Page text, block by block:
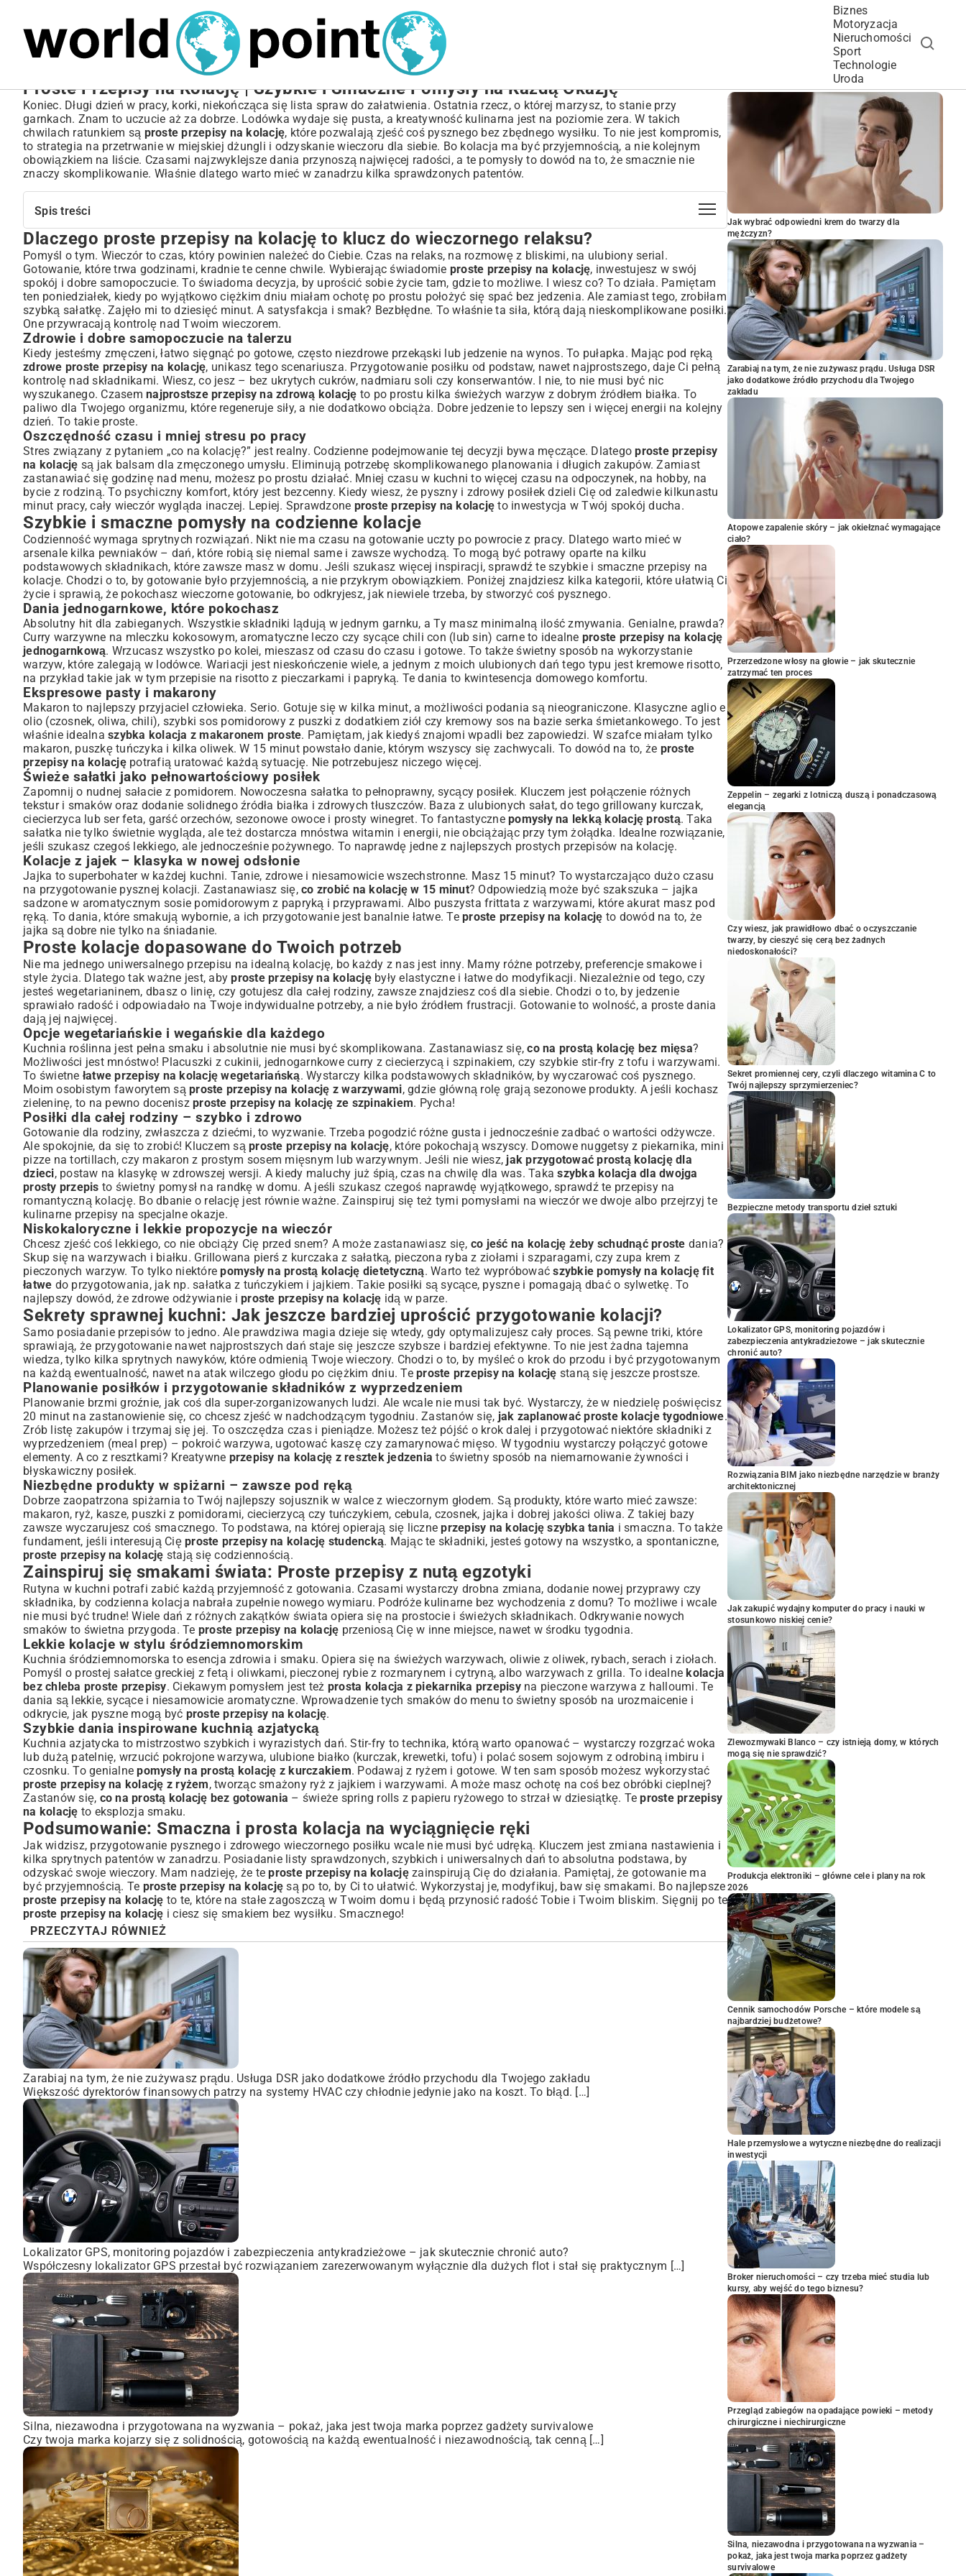
Biznes
Motoryzacja
Nieruchomości
Sport
Technologie
Uroda
Proste Przepisy na Kolację | Szybkie i Smaczne Pomysły na Każdą Okazję
Koniec. Długi dzień w pracy, korki, niekończąca się lista spraw do załatwienia. Ostatnia rzecz, o której marzysz, to stanie przy
garnkach. Znam to uczucie aż za dobrze. Lodówka wydaje się pusta, a kreatywność kulinarna jest na poziomie zera. W takich
chwilach ratunkiem są proste przepisy na kolację, które pozwalają zjeść coś pysznego bez zbędnego wysiłku. To nie jest kompromis,
to strategia na przetrwanie w miejskiej dżungli i odzyskanie wieczoru dla siebie. Bo kolacja ma być przyjemnością, a nie kolejnym
obowiązkiem na liście. Czasami najzwyklejsze dania przynoszą najwięcej radości, a te pomysły to dowód na to, że smacznie nie
znaczy skomplikowanie. Właśnie dlatego warto mieć w zanadrzu kilka sprawdzonych patentów.
Spis treści
Dlaczego proste przepisy na kolację to klucz do wieczornego relaksu?
Zdrowie i dobre samopoczucie na talerzu
Oszczędność czasu i mniej stresu po pracy
Szybkie i smaczne pomysły na codzienne kolacje
Dania jednogarnkowe, które pokochasz
Ekspresowe pasty i makarony
Świeże sałatki jako pełnowartościowy posiłek
Kolacje z jajek – klasyka w nowej odsłonie
Proste kolacje dopasowane do Twoich potrzeb
Opcje wegetariańskie i wegańskie dla każdego
Posiłki dla całej rodziny – szybko i zdrowo
Niskokaloryczne i lekkie propozycje na wieczór
Sekrety sprawnej kuchni: Jak jeszcze bardziej uprościć przygotowanie kolacji?
Planowanie posiłków i przygotowanie składników z wyprzedzeniem
Niezbędne produkty w spiżarni – zawsze pod ręką
Zainspiruj się smakami świata: Proste przepisy z nutą egzotyki
Lekkie kolacje w stylu śródziemnomorskim
Szybkie dania inspirowane kuchnią azjatycką
Podsumowanie: Smaczna i prosta kolacja na wyciągnięcie ręki
Dlaczego proste przepisy na kolację to klucz do wieczornego relaksu?
Pomyśl o tym. Wieczór to czas, który powinien należeć do Ciebie. Czas na relaks, na rozmowę z bliskimi, na ulubiony serial.
Gotowanie, które trwa godzinami, kradnie te cenne chwile. Wybierając świadomie proste przepisy na kolację, inwestujesz w swój
spokój i dobre samopoczucie. To świadoma decyzja, by uprościć sobie życie tam, gdzie to możliwe. I wiesz co? To działa. Pamiętam
ten poniedziałek, kiedy po wyjątkowo ciężkim dniu miałam ochotę po prostu położyć się spać bez jedzenia. Ale zamiast tego, zrobiłam
szybką sałatkę. Zajęło mi to dziesięć minut. A satysfakcja i smak? Bezbłędne. To właśnie ta siła, którą dają nieskomplikowane posiłki.
One przywracają kontrolę nad Twoim wieczorem.
Zdrowie i dobre samopoczucie na talerzu
Kiedy jesteśmy zmęczeni, łatwo sięgnąć po gotowe, często niezdrowe przekąski lub jedzenie na wynos. To pułapka. Mając pod ręką
zdrowe proste przepisy na kolację, unikasz tego scenariusza. Przygotowanie posiłku od podstaw, nawet najprostszego, daje Ci pełną
kontrolę nad składnikami. Wiesz, co jesz – bez ukrytych cukrów, nadmiaru soli czy konserwantów. I nie, to nie musi być nic
wyszukanego. Czasem najprostsze przepisy na zdrową kolację to po prostu kilka świeżych warzyw z dobrym źródłem białka. To
paliwo dla Twojego organizmu, które regeneruje siły, a nie dodatkowo obciąża. Dobre jedzenie to lepszy sen i więcej energii na kolejny
dzień. To takie proste.
Oszczędność czasu i mniej stresu po pracy
Stres związany z pytaniem „co na kolację?” jest realny. Codzienne podejmowanie tej decyzji bywa męczące. Dlategoproste przepisy
na kolację są jak balsam dla zmęczonego umysłu. Eliminują potrzebę skomplikowanego planowania i długich zakupów. Zamiast
zastanawiać się godzinę nad menu, możesz po prostu działać. Mniej czasu w kuchni to więcej czasu na odpoczynek, na hobby, na
bycie z rodziną. To psychiczny komfort, który jest bezcenny. Kiedy wiesz, że pyszny i zdrowy posiłek dzieli Cię od zaledwie kilkunastu
minut pracy, cały wieczór wygląda inaczej. Lepiej. Sprawdzone proste przepisy na kolację to inwestycja w Twój spokój ducha.
Szybkie i smaczne pomysły na codzienne kolacje
Codzienność wymaga sprytnych rozwiązań. Nikt nie ma czasu na gotowanie uczty po powrocie z pracy. Dlatego warto mieć w
arsenale kilka pewniaków – dań, które robią się niemal same i zawsze wychodzą. To mogą być potrawy oparte na kilku
podstawowych składnikach, które zawsze masz w domu. Jeśli szukasz więcej inspiracji, sprawdź te szybkie i smaczne przepisy na
kolacje. Chodzi o to, by gotowanie było przyjemnością, a nie przykrym obowiązkiem. Poniżej znajdziesz kilka kategorii, które ułatwią Ci
życie i sprawią, że pokochasz wieczorne gotowanie, bo odkryjesz, jak niewiele trzeba, by stworzyć coś pysznego.
Dania jednogarnkowe, które pokochasz
Absolutny hit dla zabieganych. Wszystkie składniki lądują w jednym garnku, a Ty masz minimalną ilość zmywania. Genialne, prawda?
Curry warzywne na mleczku kokosowym, aromatyczne leczo czy sycące chili con (lub sin) carne to idealne proste przepisy na kolację
jednogarnkową. Wrzucasz wszystko po kolei, mieszasz od czasu do czasu i gotowe. To także świetny sposób na wykorzystanie
warzyw, które zalegają w lodówce. Wariacji jest nieskończenie wiele, a jednym z moich ulubionych dań tego typu jest kremowe risotto,
na przykład takie jak w tym przepisie na risotto z pieczarkami i papryką. Te dania to kwintesencja domowego komfortu.
Ekspresowe pasty i makarony
Makaron to najlepszy przyjaciel człowieka. Serio. Gotuje się w kilka minut, a możliwości podania są nieograniczone. Klasyczne aglio e
olio (czosnek, oliwa, chili), szybki sos pomidorowy z puszki z dodatkiem ziół czy kremowy sos na bazie serka śmietankowego. To jest
właśnie idealna szybka kolacja z makaronem proste. Pamiętam, jak kiedyś znajomi wpadli bez zapowiedzi. W szafce miałam tylko
makaron, puszkę tuńczyka i kilka oliwek. W 15 minut powstało danie, którym wszyscy się zachwycali. To dowód na to, że proste
przepisy na kolacjępotrafią uratować każdą sytuację. Nie potrzebujesz niczego więcej.
Świeże sałatki jako pełnowartościowy posiłek
Zapomnij o nudnej sałacie z pomidorem. Nowoczesna sałatka to pełnoprawny, sycący posiłek. Kluczem jest połączenie różnych
tekstur i smaków oraz dodanie solidnego źródła białka i zdrowych tłuszczów. Baza z ulubionych sałat, do tego grillowany kurczak,
ciecierzyca lub ser feta, garść orzechów, sezonowe owoce i prosty winegret. To fantastyczne pomysły na lekką kolację prostą. Taka
sałatka nie tylko świetnie wygląda, ale też dostarcza mnóstwa witamin i energii, nie obciążając przy tym żołądka. Idealne rozwiązanie,
jeśli szukasz czegoś lekkiego, ale jednocześnie pożywnego. To naprawdę jedne z najlepszych prostych przepisów na kolację.
Kolacje z jajek – klasyka w nowej odsłonie
Jajka to superbohater w każdej kuchni. Tanie, zdrowe i niesamowicie wszechstronne. Masz 15 minut? To wystarczająco dużo czasu
na przygotowanie pysznej kolacji. Zastanawiasz się, co zrobić na kolację w 15 minut? Odpowiedzią może być szakszuka – jajka
sadzone w aromatycznym sosie pomidorowym z papryką i przyprawami. Albo puszysta frittata z warzywami, które akurat masz pod
ręką. To dania, które smakują wybornie, a ich przygotowanie jest banalnie łatwe. Te proste przepisy na kolację to dowód na to, że
jajka są dobre nie tylko na śniadanie.
Proste kolacje dopasowane do Twoich potrzeb
Nie ma jednego uniwersalnego przepisu na idealną kolację, bo każdy z nas jest inny. Mamy różne potrzeby, preferencje smakowe i
style życia. Dlatego tak ważne jest, abyproste przepisy na kolacjębyły elastyczne i łatwe do modyfikacji. Niezależnie od tego, czy
jesteś wegetarianinem, dbasz o linię, czy gotujesz dla całej rodziny, zawsze znajdziesz coś dla siebie. Chodzi o to, by jedzenie
sprawiało radość i odpowiadało na Twoje indywidualne potrzeby, a nie było źródłem frustracji. Gotowanie to wolność, a proste dania
dają jej najwięcej.
Opcje wegetariańskie i wegańskie dla każdego
Kuchnia roślinna jest pełna smaku i absolutnie nie musi być skomplikowana. Zastanawiasz się,co na prostą kolację bez mięsa?
Możliwości jest mnóstwo! Placuszki z cukinii, jednogarnkowe curry z ciecierzycą i szpinakiem, czy szybkie stir-fry z tofu i warzywami.
To świetne łatwe przepisy na kolację wegetariańską. Wystarczy kilka podstawowych składników, by wyczarować coś pysznego.
Moim osobistym faworytem są proste przepisy na kolację z warzywami, gdzie główną rolę grają sezonowe produkty. A jeśli kochasz
zieleninę, to na pewno docenisz proste przepisy na kolację ze szpinakiem. Pycha!
Posiłki dla całej rodziny – szybko i zdrowo
Gotowanie dla rodziny, zwłaszcza z dziećmi, to wyzwanie. Trzeba pogodzić różne gusta i jednocześnie zadbać o wartości odżywcze.
Ale spokojnie, da się to zrobić! Kluczem są proste przepisy na kolację, które pokochają wszyscy. Domowe nuggetsy z piekarnika, mini
pizze na tortillach, czy makaron z prostym sosem mięsnym lub warzywnym. Jeśli nie wiesz, jak przygotować prostą kolację dla
dzieci, postaw na klasykę w zdrowszej wersji. A kiedy maluchy już śpią, czas na chwilę dla was. Takaszybka kolacja dla dwojga
prosty przepis to świetny pomysł na randkę w domu. A jeśli szukasz czegoś naprawdę wyjątkowego, sprawdź te przepisy na
romantyczną kolację. Bo dbanie o relację jest równie ważne. Zainspiruj się też tymi pomysłami na wieczór we dwoje albo przejrzyj te
kulinarne przepisy na specjalne okazje.
Niskokaloryczne i lekkie propozycje na wieczór
Chcesz zjeść coś lekkiego, co nie obciąży Cię przed snem? A może zastanawiasz się, co jeść na kolację żeby schudnąć proste dania?
Skup się na warzywach i białku. Grillowana pierś z kurczaka z sałatką, pieczona ryba z ziołami i szparagami, czy zupa krem z
pieczonych warzyw. To tylko niektórepomysły na prostą kolację dietetyczną. Warto też wypróbowaćszybkie pomysły na kolację fit
łatwe do przygotowania, jak np. sałatka z tuńczykiem i jajkiem. Takie posiłki są sycące, pyszne i pomagają dbać o sylwetkę. To
najlepszy dowód, że zdrowe odżywianie i proste przepisy na kolację idą w parze.
Sekrety sprawnej kuchni: Jak jeszcze bardziej uprościć przygotowanie kolacji?
Samo posiadanie przepisów to jedno. Ale prawdziwa magia dzieje się wtedy, gdy optymalizujesz cały proces. Są pewne triki, które
sprawiają, że przygotowanie nawet najprostszych dań staje się jeszcze szybsze i bardziej efektywne. To nie jest żadna tajemna
wiedza, tylko kilka sprytnych nawyków, które odmienią Twoje wieczory. Chodzi o to, by myśleć o krok do przodu i być przygotowanym
na każdą ewentualność, nawet na atak wilczego głodu po ciężkim dniu. Te proste przepisy na kolację staną się jeszcze prostsze.
Planowanie posiłków i przygotowanie składników z wyprzedzeniem
Planowanie brzmi groźnie, jak coś dla super-zorganizowanych ludzi. Ale wcale nie musi tak być. Wystarczy, że w niedzielę poświęcisz
20 minut na zastanowienie się, co chcesz zjeść w nadchodzącym tygodniu. Zastanów się, jak zaplanować proste kolacje tygodniowe.
Zrób listę zakupów i trzymaj się jej. To oszczędza czas i pieniądze. Możesz też pójść o krok dalej i przygotować niektóre składniki z
wyprzedzeniem (meal prep) – pokroić warzywa, ugotować kaszę czy zamarynować mięso. W tygodniu wystarczy połączyć gotowe
elementy. A co z resztkami? Kreatywne przepisy na kolację z resztek jedzenia to świetny sposób na niemarnowanie żywności i
błyskawiczny posiłek.
Niezbędne produkty w spiżarni – zawsze pod ręką
Dobrze zaopatrzona spiżarnia to Twój najlepszy sojusznik w walce z wieczornym głodem. Są produkty, które warto mieć zawsze:
makaron, ryż, kasze, puszki z pomidorami, ciecierzycą czy tuńczykiem, cebula, czosnek, jajka i dobrej jakości oliwa. Z takiej bazy
zawsze wyczarujesz coś smacznego. To podstawa, na której opierają się liczneprzepisy na kolację szybka tania i smaczna. To także
fundament, jeśli interesują Cię proste przepisy na kolację studencką. Mając te składniki, jesteś gotowy na wszystko, a spontaniczne,
proste przepisy na kolację stają się codziennością.
Zainspiruj się smakami świata: Proste przepisy z nutą egzotyki
Rutyna w kuchni potrafi zabić każdą przyjemność z gotowania. Czasami wystarczy drobna zmiana, dodanie nowej przyprawy czy
składnika, by codzienna kolacja nabrała zupełnie nowego wymiaru. Podróże kulinarne bez wychodzenia z domu? To możliwe i wcale
nie musi być trudne! Wiele dań z różnych zakątków świata opiera się na prostocie i świeżych składnikach. Odkrywanie nowych
smaków to świetna przygoda. Te proste przepisy na kolację przeniosą Cię w inne miejsce, nawet w środku tygodnia.
Lekkie kolacje w stylu śródziemnomorskim
Kuchnia śródziemnomorska to esencja zdrowia i smaku. Opiera się na świeżych warzywach, oliwie z oliwek, rybach, serach i ziołach.
Pomyśl o prostej sałatce greckiej z fetą i oliwkami, pieczonej rybie z rozmarynem i cytryną, albo warzywach z grilla. To idealnekolacja
bez chleba proste przepisy. Ciekawym pomysłem jest też prosta kolacja z piekarnika przepisyna pieczone warzywa z halloumi. Te
dania są lekkie, sycące i niesamowicie aromatyczne. Wprowadzenie tych smaków do menu to świetny sposób na urozmaicenie i
odkrycie, jak pyszne mogą być proste przepisy na kolację.
Szybkie dania inspirowane kuchnią azjatycką
Kuchnia azjatycka to mistrzostwo szybkich i wyrazistych dań. Stir-fry to technika, którą warto opanować – wystarczy rozgrzać woka
lub dużą patelnię, wrzucić pokrojone warzywa, ulubione białko (kurczak, krewetki, tofu) i polać sosem sojowym z odrobiną imbiru i
czosnku. To genialnepomysły na prostą kolację z kurczakiem. Podawaj z ryżem i gotowe. W ten sam sposób możesz wykorzystać
proste przepisy na kolację z ryżem, tworząc smażony ryż z jajkiem i warzywami. A może masz ochotę na coś bez obróbki cieplnej?
Zastanów się, co na prostą kolację bez gotowania – świeże spring rolls z papieru ryżowego to strzał w dziesiątkę. Teproste przepisy
na kolację to eksplozja smaku.
Podsumowanie: Smaczna i prosta kolacja na wyciągnięcie ręki
Jak widzisz, przygotowanie pysznego i zdrowego wieczornego posiłku wcale nie musi być udręką. Kluczem jest zmiana nastawienia i
kilka sprytnych patentów w zanadrzu. Posiadanie listy sprawdzonych, szybkich i uniwersalnych dań to absolutna podstawa, by
odzyskać swoje wieczory. Mam nadzieję, że teproste przepisy na kolacjęzainspirują Cię do działania. Pamiętaj, że gotowanie ma
być przyjemnością. Te proste przepisy na kolację są po to, by Ci to ułatwić. Wykorzystaj je, modyfikuj, baw się smakami. Bo najlepsze
proste przepisy na kolację to te, które na stałe zagoszczą w Twoim domu i będą przynosić radość Tobie i Twoim bliskim. Sięgnij po te
proste przepisy na kolację i ciesz się smakiem bez wysiłku. Smacznego!
PRZECZYTAJ RÓWNIEŻ
Zarabiaj na tym, że nie zużywasz prądu. Usługa DSR jako dodatkowe źródło przychodu dla Twojego zakładu
Większość dyrektorów finansowych patrzy na systemy HVAC czy chłodnie jedynie jako na koszt. To błąd. […]
Lokalizator GPS, monitoring pojazdów i zabezpieczenia antykradzieżowe – jak skutecznie chronić auto?
Współczesny lokalizator GPS przestał być rozwiązaniem zarezerwowanym wyłącznie dla dużych flot i stał się praktycznym […]
Silna, niezawodna i przygotowana na wyzwania – pokaż, jaka jest twoja marka poprzez gadżety survivalowe
Czy twoja marka kojarzy się z solidnością, gotowością na każdą ewentualność i niezawodnością, tak cenną […]
POPULARNE ARTYKUŁY
Jak wybrać odpowiedni krem do twarzy dla
mężczyzn?
Zarabiaj na tym, że nie zużywasz prądu. Usługa DSR
jako dodatkowe źródło przychodu dla Twojego
zakładu
Atopowe zapalenie skóry – jak okiełznać wymagające
ciało?
Przerzedzone włosy na głowie – jak skutecznie
zatrzymać ten proces
Zeppelin – zegarki z lotniczą duszą i ponadczasową
elegancją
Czy wiesz, jak prawidłowo dbać o oczyszczanie
twarzy, by cieszyć się cerą bez żadnych
niedoskonałości?
Sekret promiennej cery, czyli dlaczego witamina C to
Twój najlepszy sprzymierzeniec?
Bezpieczne metody transportu dzieł sztuki
Lokalizator GPS, monitoring pojazdów i
zabezpieczenia antykradzieżowe – jak skutecznie
chronić auto?
Rozwiązania BIM jako niezbędne narzędzie w branży
architektonicznej
Jak zakupić wydajny komputer do pracy i nauki w
stosunkowo niskiej cenie?
Zlewozmywaki Blanco – czy istnieją domy, w których
mogą się nie sprawdzić?
Produkcja elektroniki – główne cele i plany na rok
2026
Cennik samochodów Porsche – które modele są
najbardziej budżetowe?
Hale przemysłowe a wytyczne niezbędne do realizacji
inwestycji
Broker nieruchomości – czy trzeba mieć studia lub
kursy, aby wejść do tego biznesu?
Przegląd zabiegów na opadające powieki – metody
chirurgiczne i niechirurgiczne
Silna, niezawodna i przygotowana na wyzwania –
pokaż, jaka jest twoja marka poprzez gadżety
survivalowe